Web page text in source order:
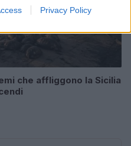
Privacy Policy
che affliggono la Sicilia